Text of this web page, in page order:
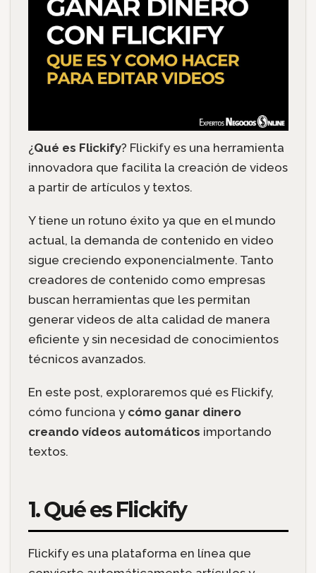
¿Qué es Flickify? Flickify es una herramienta
innovadora que facilita la creación de videos
a partir de artículos y textos.
Y tiene un rotuno éxito ya que en el mundo
actual, la demanda de contenido en video
sigue creciendo exponencialmente. Tanto
creadores de contenido como empresas
buscan herramientas que les permitan
generar videos de alta calidad de manera
eficiente y sin necesidad de conocimientos
técnicos avanzados.
En este post, exploraremos qué es Flickify,
cómo funciona y cómo ganar dinero
creando vídeos automáticos importando
textos.
1. Qué es Flickify
Flickify es una plataforma en línea que